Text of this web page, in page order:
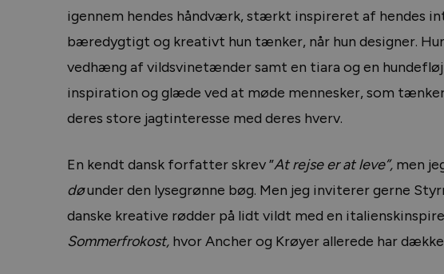
igennem hendes håndværk, stærkt inspireret af hendes
bæredygtigt og kreativt hun tænker, når hun designer.
vedhæng af vildsvinetænder samt en tiara og en
inspiration og glæde ved at møde mennesker, som
deres store jagtinteresse med deres hverv.
En kendt dansk forfatter skrev ”At rejse er at leve”, men
døunder den lysegrønne bøg. Men jeg inviterer gerne
danske kreative rødder på lidt vildt med en
Sommerfrokost, hvor Ancher og Krøyer allerede har